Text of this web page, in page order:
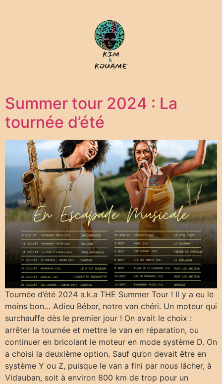
Summer tour 2024 : La
tournée d’été
Tournée d’été 2024 a.k.a THE Summer Tour ! Il y a eu le
moins bon… Adieu Béber, notre van chéri. Un moteur qui
surchauffe dès le premier jour ! On avait le choix :
arrêter la tournée et mettre le van en réparation, ou
continuer en bricolant le moteur en mode système D. On
a choisi la deuxième option. Sauf qu’on devait être en
système Y ou Z, puisque le van a fini par nous lâcher, à
Vidauban, soit à environ 800 km de trop pour un